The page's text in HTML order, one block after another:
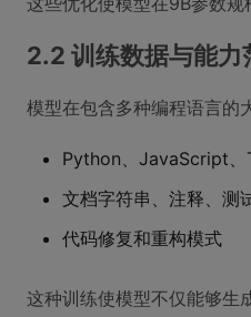
2.2 训练数据与能力
模型在包含多种编程语言的
Python、JavaScript
文档字符串、注释、测
代码修复和重构模式
这种训练使模型不仅能够生